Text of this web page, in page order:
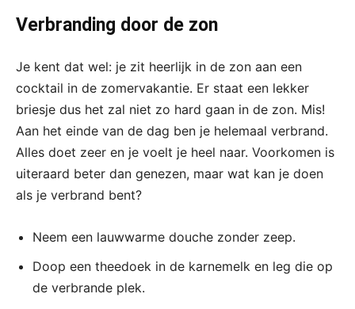
Verbranding door de zon
Je kent dat wel: je zit heerlijk in de zon aan een
cocktail in de zomervakantie. Er staat een lekker
briesje dus het zal niet zo hard gaan in de zon. Mis!
Aan het einde van de dag ben je helemaal verbrand.
Alles doet zeer en je voelt je heel naar. Voorkomen is
uiteraard beter dan genezen, maar wat kan je doen
als je verbrand bent?
Neem een lauwwarme douche zonder zeep.
Doop een theedoek in de karnemelk en leg die op
de verbrande plek.